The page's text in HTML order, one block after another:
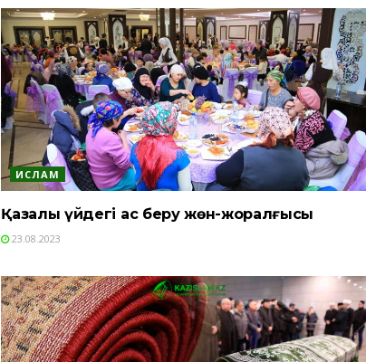
ИСЛАМ
Қазалы үйдегі ас беру жөн-жоралғысы
23.08.2023